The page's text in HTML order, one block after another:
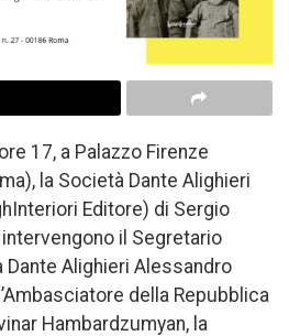
17, a Palazzo Firenze
la Società Dante Alighieri
Editore) di Sergio
intervengono il Segretario
Alighieri Alessandro
della Repubblica
Hambardzumyan, la